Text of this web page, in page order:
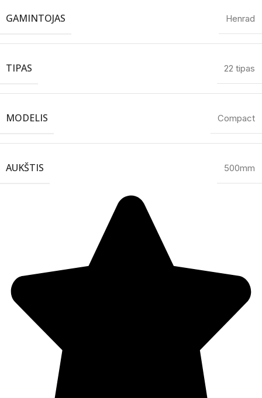
GAMINTOJAS Henrad
TIPAS 22 tipas
MODELIS Compact
AUKŠTIS 500mm